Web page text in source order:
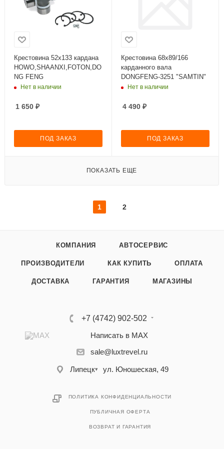
Крестовина 52х133 кардана
HOWO,SHAANXI,FOTON,DO
NG FENG
Нет в наличии
1 650 ₽
ПОД ЗАКАЗ
Крестовина 68x89/166
карданного вала
DONGFENG-3251 "SAMTIN"
Нет в наличии
4 490 ₽
ПОД ЗАКАЗ
ПОКАЗАТЬ ЕЩЕ
1 2
КОМПАНИЯ АВТОСЕРВИС
ПРОИЗВОДИТЕЛИ КАК КУПИТЬ ОПЛАТА
ДОСТАВКА ГАРАНТИЯ МАГАЗИНЫ
+7 (4742) 902-502
Написать в MAX
sale@luxtrevel.ru
Липецк▾ ул. Юношеская, 49
ПОЛИТИКА КОНФИДЕНЦИАЛЬНОСТИ
ПУБЛИЧНАЯ ОФЕРТА
ВОЗВРАТ И ГАРАНТИЯ